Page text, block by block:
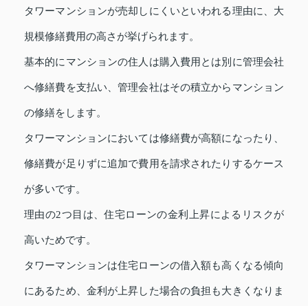
タワーマンションが売却しにくいといわれる理由に、大
規模修繕費用の高さが挙げられます。
基本的にマンションの住人は購入費用とは別に管理会社
へ修繕費を支払い、管理会社はその積立からマンション
の修繕をします。
タワーマンションにおいては修繕費が高額になったり、
修繕費が足りずに追加で費用を請求されたりするケース
が多いです。
理由の2つ目は、住宅ローンの金利上昇によるリスクが
高いためです。
タワーマンションは住宅ローンの借入額も高くなる傾向
にあるため、金利が上昇した場合の負担も大きくなりま